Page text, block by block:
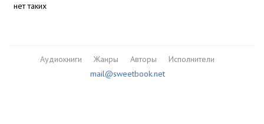
нет таких
Аудиокниги Жанры Авторы
Исполнители
mail@sweetbook.net